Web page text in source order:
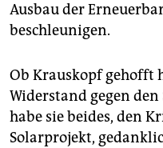
Ausbau der
beschleunigen.
Ob Krauskopf gehofft
Widerstand gegen
habe sie beides, den
Solarprojekt,